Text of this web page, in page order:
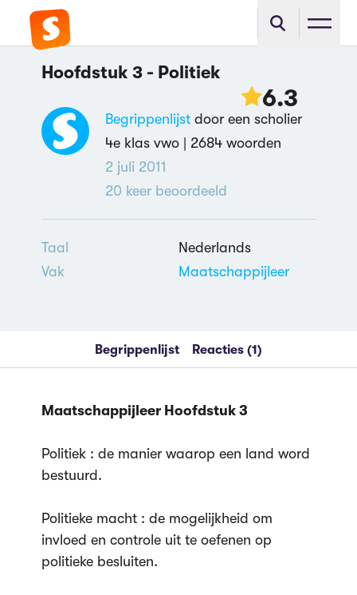
Hoofdstuk 3 - Politiek
6.3
Begrippenlijstdoor een scholier
4e klas vwo | 2684 woorden
2 juli 2011
20 keer beoordeeld
Taal
Nederlands
Vak
Maatschappijleer
Begrippenlijst Reacties (1)
Maatschappijleer Hoofdstuk 3
Politiek : de manier waarop een land word
bestuurd.
Politieke macht : de mogelijkheid om
invloed en controle uit te oefenen op
politieke besluiten.